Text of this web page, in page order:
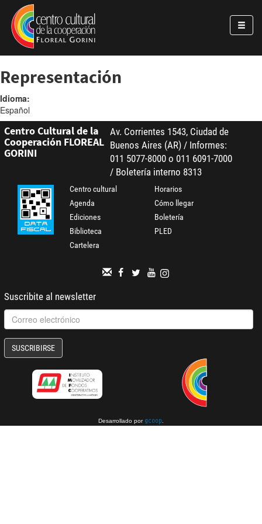
Pasar al contenido principal
Jump to main content
Representación
Idioma:
Español
Centro Cultural de la
Cooperación FLOREAL
GORINI
Av. Corrientes 1543, Ciudad de
Buenos Aires (AR) / Informes:
011 5077-8000 o 011 6091-7000
/ Boletería interno 8313
Centro cultural
Agenda
Ediciones
Biblioteca
Cartelera
Horarios
Cómo llegar
Boletería
PLED
Suscribite al newsletter
SUSCRIBIRSE
Desarrollado por gcoop.